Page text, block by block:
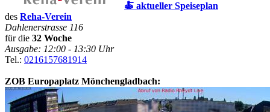
🍝 aktueller Speiseplan
des Reha-Verein
Dahlenerstrasse 116
für die 32 Woche
Ausgabe: 12:00 - 13:30 Uhr
Tel.: 0216157681914
ZOB Europaplatz Mönchengladbach: